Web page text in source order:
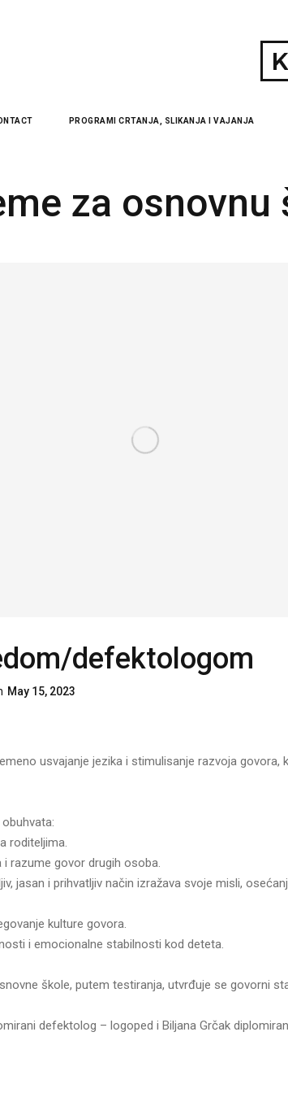
PROGRAMI CRTANJA, SLIKANJA I VAJANJA
za osnovnu
defektologom
May 15, 2023
usvajanje jezika i stimulisanje razvoja govora,
roditeljima.
razume govor drugih osoba.
jasan i prihvatljiv način izražava svoje misli,
kulture govora.
i emocionalne stabilnosti kod deteta.
škole, putem testiranja, utvrđuje se govorni
defektolog – logoped i Biljana Grčak